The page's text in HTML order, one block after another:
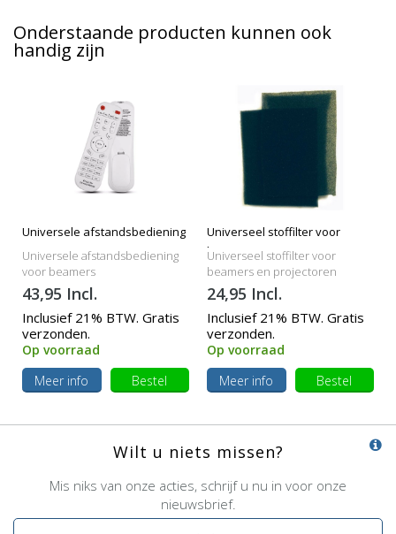
Onderstaande producten kunnen ook
handig zijn
Universele afstandsbediening
Universele afstandsbediening
voor beamers
43,95 Incl.
Inclusief 21% BTW. Gratis
verzonden.
Op voorraad
Meer info
Bestel
Universeel stoffilter voor
beamers
Universeel stoffilter voor
beamers en projectoren
24,95 Incl.
Inclusief 21% BTW. Gratis
verzonden.
Op voorraad
Meer info
Bestel
Wilt u niets missen?
Mis niks van onze acties, schrijf u nu in voor onze
nieuwsbrief.